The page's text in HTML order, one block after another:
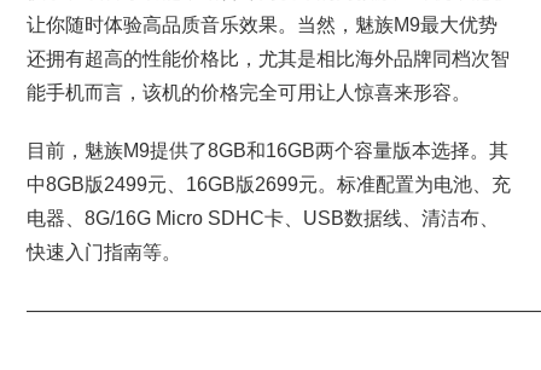
让你随时体验高品质音乐效果。当然，魅族M9最大优势
还拥有超高的性能价格比，尤其是相比海外品牌同档次智
能手机而言，该机的价格完全可用让人惊喜来形容。
目前，魅族M9提供了8GB和16GB两个容量版本选择。其
中8GB版2499元、16GB版2699元。标准配置为电池、充
电器、8G/16G Micro SDHC卡、USB数据线、清洁布、
快速入门指南等。